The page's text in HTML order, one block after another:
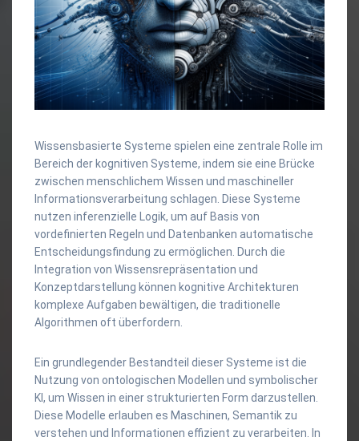
Wissensbasierte Systeme spielen eine zentrale Rolle im
Bereich der kognitiven Systeme, indem sie eine Brücke
zwischen menschlichem Wissen und maschineller
Informationsverarbeitung schlagen. Diese Systeme
nutzen inferenzielle Logik, um auf Basis von
vordefinierten Regeln und Datenbanken automatische
Entscheidungsfindung zu ermöglichen. Durch die
Integration von Wissensrepräsentation und
Konzeptdarstellung können kognitive Architekturen
komplexe Aufgaben bewältigen, die traditionelle
Algorithmen oft überfordern.
Ein grundlegender Bestandteil dieser Systeme ist die
Nutzung von ontologischen Modellen und symbolischer
KI, um Wissen in einer strukturierten Form darzustellen.
Diese Modelle erlauben es Maschinen, Semantik zu
verstehen und Informationen effizient zu verarbeiten. In